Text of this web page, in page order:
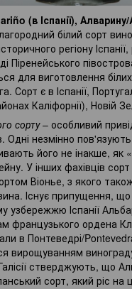
(в Іспанії),
білий сорт
регіону
Піренейського
для виготовлення білих
Сорт є в Іспанії,
Каліфорнії), Новій
сорту– особливий
Одні незмінно
його не інакше, як
У інших фахівців
Віонье, з якого
Існує припущення,
узбережжю Іспанії
французького ордена
в Понтеведрі/
вирощуванням
стверджують, що
сорт, який ріс на